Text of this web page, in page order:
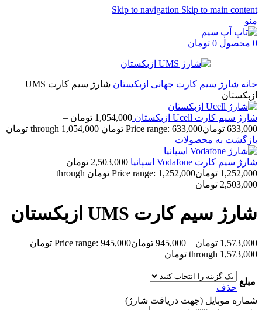
Skip to navigation Skip to main content
منو
0 محصول 0 تومان
خانه شارژ سیم کارت جهانی ازبکستان
شارژ سیم کارت UMS
ازبکستان
شارژ سیم کارت Ucell ازبکستان 1,054,000 تومان –
633,000 تومانPrice range: 633,000 تومان through 1,054,000 تومان
بازگشت به محصولات
شارژ سیم کارت Vodafone اسپانیا 2,503,000 تومان –
1,252,000 تومان
Price range: 1,252,000 تومان through
2,503,000 تومان
شارژ سیم کارت UMS ازبکستان
1,573,000 تومان –
945,000 تومان
Price range: 945,000 تومان
through 1,573,000 تومان
مبلغ
حذف
شماره موبایل (جهت دریافت شارژ)